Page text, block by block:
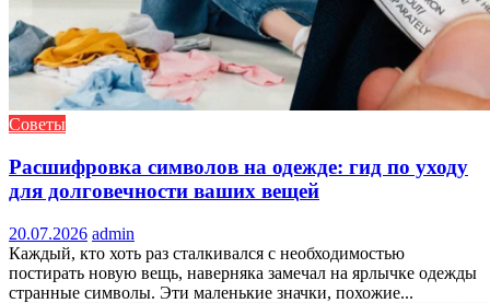
Советы
Расшифровка символов на одежде: гид по уходу
для долговечности ваших вещей
20.07.2026 admin
Каждый, кто хоть раз сталкивался с необходимостью
постирать новую вещь, наверняка замечал на ярлычке одежды
странные символы. Эти маленькие значки, похожие...